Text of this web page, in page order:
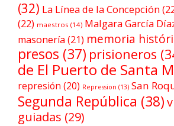
(32) La Línea de la Concepción
(22) maestros (14) Malgara García
masonería (21) memoria
presos (37) prisioneros
de El Puerto de Santa
represión (20) Repression (13) San
Segunda República (38)
guiadas (29)